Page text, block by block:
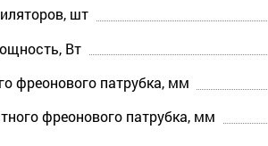
шт
Вт
фреонового патрубка, мм
фреонового патрубка, мм